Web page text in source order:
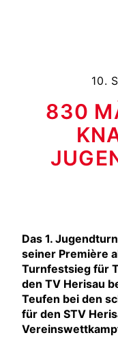
10.
830
Das 1.
seiner Première
Turnfestsieg für
den TV Herisau
Teufen bei den
für den STV